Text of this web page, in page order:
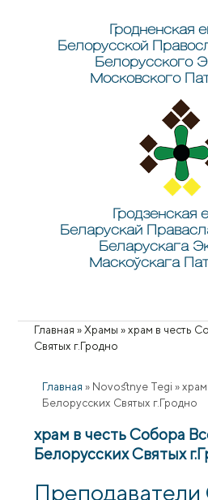
Гродненская
Белорусской
Белорусского
Московского
Гродзенская
Беларускай
Беларускага
Маскоўскага
Вы здесь
Главная »Храмы »храм в честь
Святых г.Гродно
Главная » Novostnye Tegi »
Белорусских Святых г.Гродно
храм в честь Собора
Белорусских Святых